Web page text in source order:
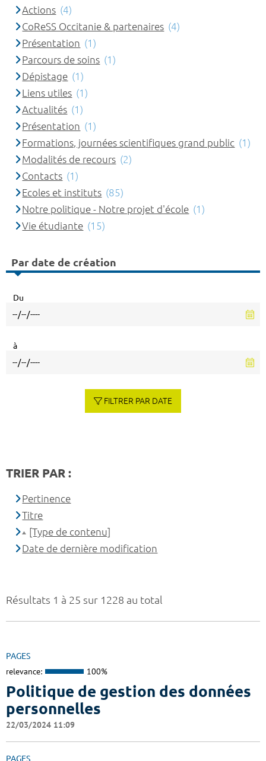
Résultats 1 à 25 sur 1228 au total
PAGES
relevance: 100%
Politique de gestion des données
personnelles
22/03/2024 11:09
PAGES
Actions (4)
CoReSS Occitanie & partenaires (4)
Présentation (1)
Parcours de soins (1)
Dépistage (1)
Liens utiles (1)
Actualités (1)
Présentation (1)
Formations, journées scientifiques grand public (1)
Modalités de recours (2)
Contacts (1)
Ecoles et instituts (85)
Notre politique - Notre projet d'école (1)
Vie étudiante (15)
Par date de création
Du
à
FILTRER PAR DATE
TRIER PAR :
Pertinence
Titre
[Type de contenu]
Date de dernière modification